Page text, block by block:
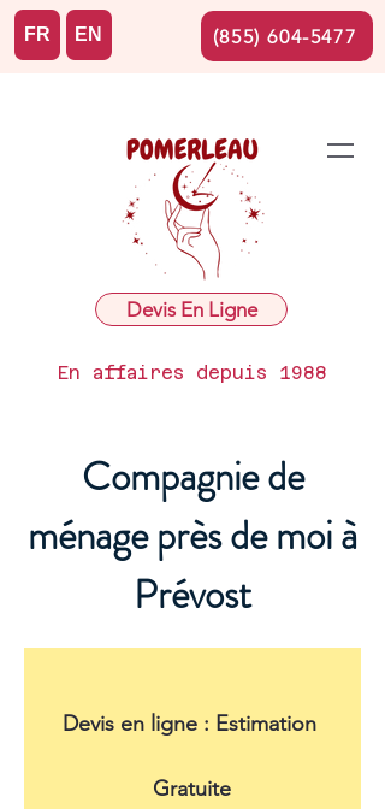
Devis En Ligne
En affaires depuis 1988
FR EN (855) 604-5477
Compagnie de
ménage près de moi à
Prévost
Devis en ligne : Estimation
Gratuite